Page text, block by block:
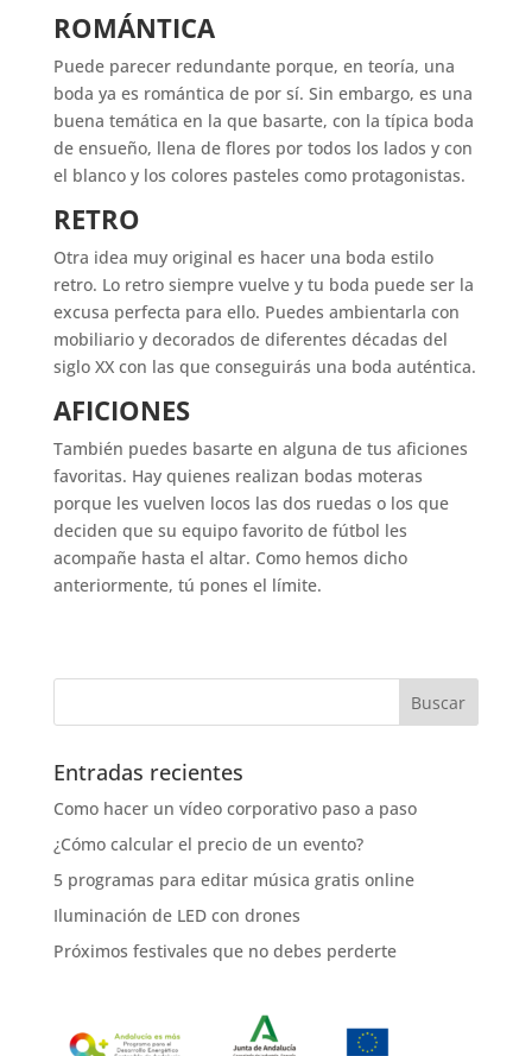
ROMÁNTICA
Puede parecer redundante porque, en teoría, una
boda ya es romántica de por sí. Sin embargo, es una
buena temática en la que basarte, con la típica boda
de ensueño, llena de flores por todos los lados y con
el blanco y los colores pasteles como protagonistas.
RETRO
Otra idea muy original es hacer una boda estilo
retro. Lo retro siempre vuelve y tu boda puede ser la
excusa perfecta para ello. Puedes ambientarla con
mobiliario y decorados de diferentes décadas del
siglo XX con las que conseguirás una boda auténtica.
AFICIONES
También puedes basarte en alguna de tus aficiones
favoritas. Hay quienes realizan bodas moteras
porque les vuelven locos las dos ruedas o los que
deciden que su equipo favorito de fútbol les
acompañe hasta el altar. Como hemos dicho
anteriormente, tú pones el límite.
Entradas recientes
Como hacer un vídeo corporativo paso a paso
¿Cómo calcular el precio de un evento?
5 programas para editar música gratis online
Iluminación de LED con drones
Próximos festivales que no debes perderte